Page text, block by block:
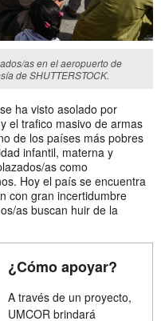
as en el aeropuerto de
de SHUTTERSTOCK.
ha visto asolado por
el trafico masivo de armas
de los países más pobres
infantil, materna y
as como
Hoy el país se encuentra
con gran incertidumbre
as buscan huir de la
¿Cómo apoyar?
A través de un proyecto,
UMCOR brindará